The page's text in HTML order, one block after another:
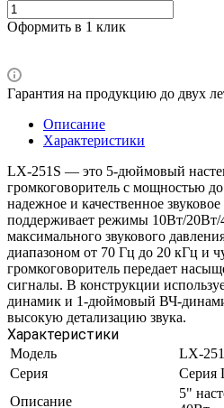
Оформить в 1 клик
Гарантия на продукцию до двух
Описание
Характеристики
LX-251S — это 5-дюймовый
громкоговоритель с мощностью
надежное и качественное
поддерживает режимы 10Вт/20Вт/
максимального звукового
диапазоном от 70 Гц до 20 кГц и
громкоговоритель передает
сигналы. В конструкции
динамик и 1-дюймовый ВЧ-
высокую детализацию звука.
Характеристики
Модель
LX-
Серия
Серия
Описание
5"